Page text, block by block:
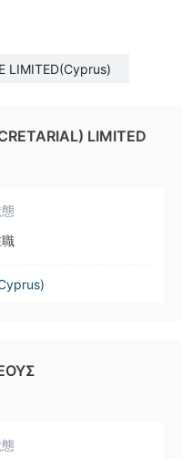
LIMITED(Cyprus)
LIMITED